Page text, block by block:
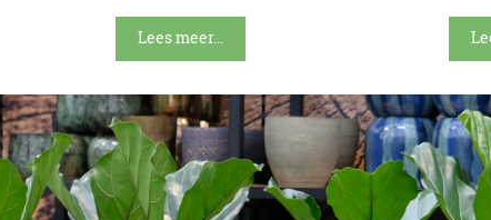
Lees meer...